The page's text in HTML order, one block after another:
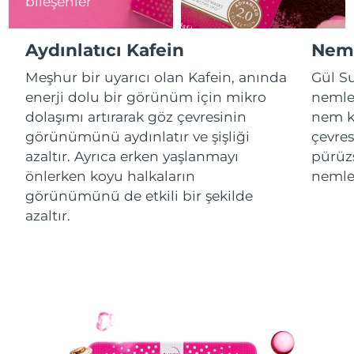
Aydınlatıcı Kafein
Meşhur bir uyarıcı olan Kafein, anında
enerji dolu bir görünüm için mikro
dolaşımı artırarak göz çevresinin
görünümünü aydınlatır ve şişliği
azaltır. Ayrıca erken yaşlanmayı
önlerken koyu halkaların
görünümünü de etkili bir şekilde
azaltır.
Gül
nem
Malezya Tahmini teslim tarihi 8/11/26
Malta Tahmini teslim tarihi
Meksika Tahmini teslim tarihi 8/12/26
Monako Tahmini teslim tarihi 8/9/26
Hollanda
Tahmini teslim tarihi8/11/26